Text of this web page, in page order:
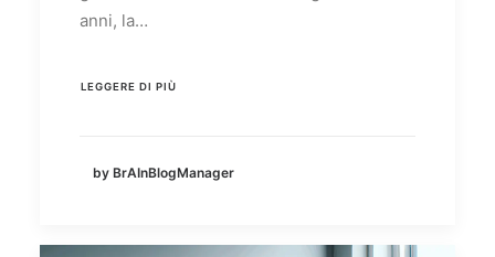
anni, la…
LEGGERE DI PIÙ
by BrAInBlogManager